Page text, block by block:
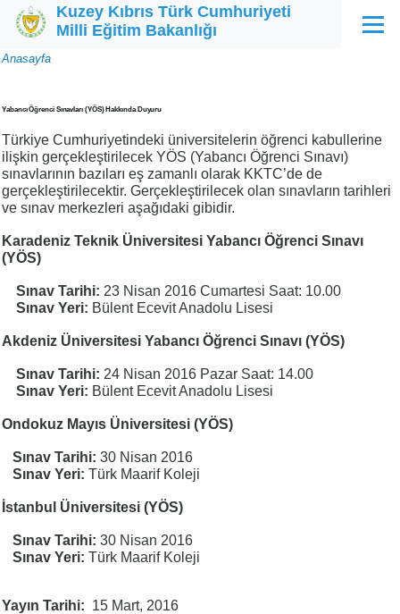
Ana içeriğe atla
Kuzey Kıbrıs Türk Cumhuriyeti
Milli Eğitim Bakanlığı
Menü
Sayfa
Anasayfa
Yabancı Öğrenci Sınavları (YÖS) Hakkında Duyuru
Türkiye Cumhuriyetindeki üniversitelerin öğrenci kabullerine
ilişkin gerçekleştirilecek YÖS (Yabancı Öğrenci Sınavı)
sınavlarının bazıları eş zamanlı olarak KKTC’de de
gerçekleştirilecektir. Gerçekleştirilecek olan sınavların tarihleri
ve sınav merkezleri aşağıdaki gibidir.
Karadeniz Teknik Üniversitesi Yabancı Öğrenci Sınavı
(YÖS)
Sınav Tarihi: 23 Nisan 2016 Cumartesi Saat: 10.00
Sınav Yeri: Bülent Ecevit Anadolu Lisesi
Akdeniz Üniversitesi Yabancı Öğrenci Sınavı (YÖS)
Sınav Tarihi: 24 Nisan 2016 Pazar Saat: 14.00
Sınav Yeri: Bülent Ecevit Anadolu Lisesi
Ondokuz Mayıs Üniversitesi (YÖS)
Sınav Tarihi: 30 Nisan 2016
Sınav Yeri: Türk Maarif Koleji
İstanbul Üniversitesi (YÖS)
Sınav Tarihi: 30 Nisan 2016
Sınav Yeri: Türk Maarif Koleji
Yayın Tarihi 15 Mart, 2016